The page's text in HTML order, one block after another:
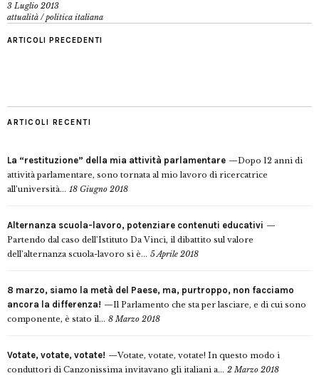
3 Luglio 2013
attualità /politica italiana
ARTICOLI PRECEDENTI
ARTICOLI RECENTI
La “restituzione” della mia attività parlamentare
Dopo 12 anni di
attività parlamentare, sono tornata al mio lavoro di ricercatrice
all’università... 18 Giugno 2018
Alternanza scuola-lavoro, potenziare contenuti educativi
Partendo dal caso dell’Istituto Da Vinci, il dibattito sul valore
dell’alternanza scuola-lavoro si è... 5 Aprile 2018
8 marzo, siamo la metà del Paese, ma, purtroppo, non facciamo
ancora la differenza!
Il Parlamento che sta per lasciare, e di cui sono
componente, è stato il... 8 Marzo 2018
Votate, votate, votate!
Votate, votate, votate! In questo modo i
conduttori di Canzonissima invitavano gli italiani a... 2 Marzo 2018